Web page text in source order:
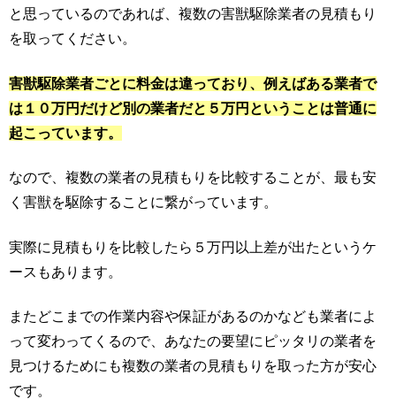
と思っているのであれば、複数の害獣駆除業者の見積もり
を取ってください。
害獣駆除業者ごとに料金は違っており、例えばある業者で
は１０万円だけど別の業者だと５万円ということは普通に
起こっています。
なので、複数の業者の見積もりを比較することが、最も安
く害獣を駆除することに繋がっています。
実際に見積もりを比較したら５万円以上差が出たというケ
ースもあります。
またどこまでの作業内容や保証があるのかなども業者によ
って変わってくるので、あなたの要望にピッタリの業者を
見つけるためにも複数の業者の見積もりを取った方が安心
です。